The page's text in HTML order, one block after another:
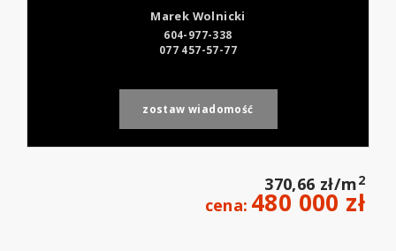
Marek Wolnicki
604-977-338
077 457-57-77
zostaw wiadomość
370,66 zł/m2
cena: 480 000 zł